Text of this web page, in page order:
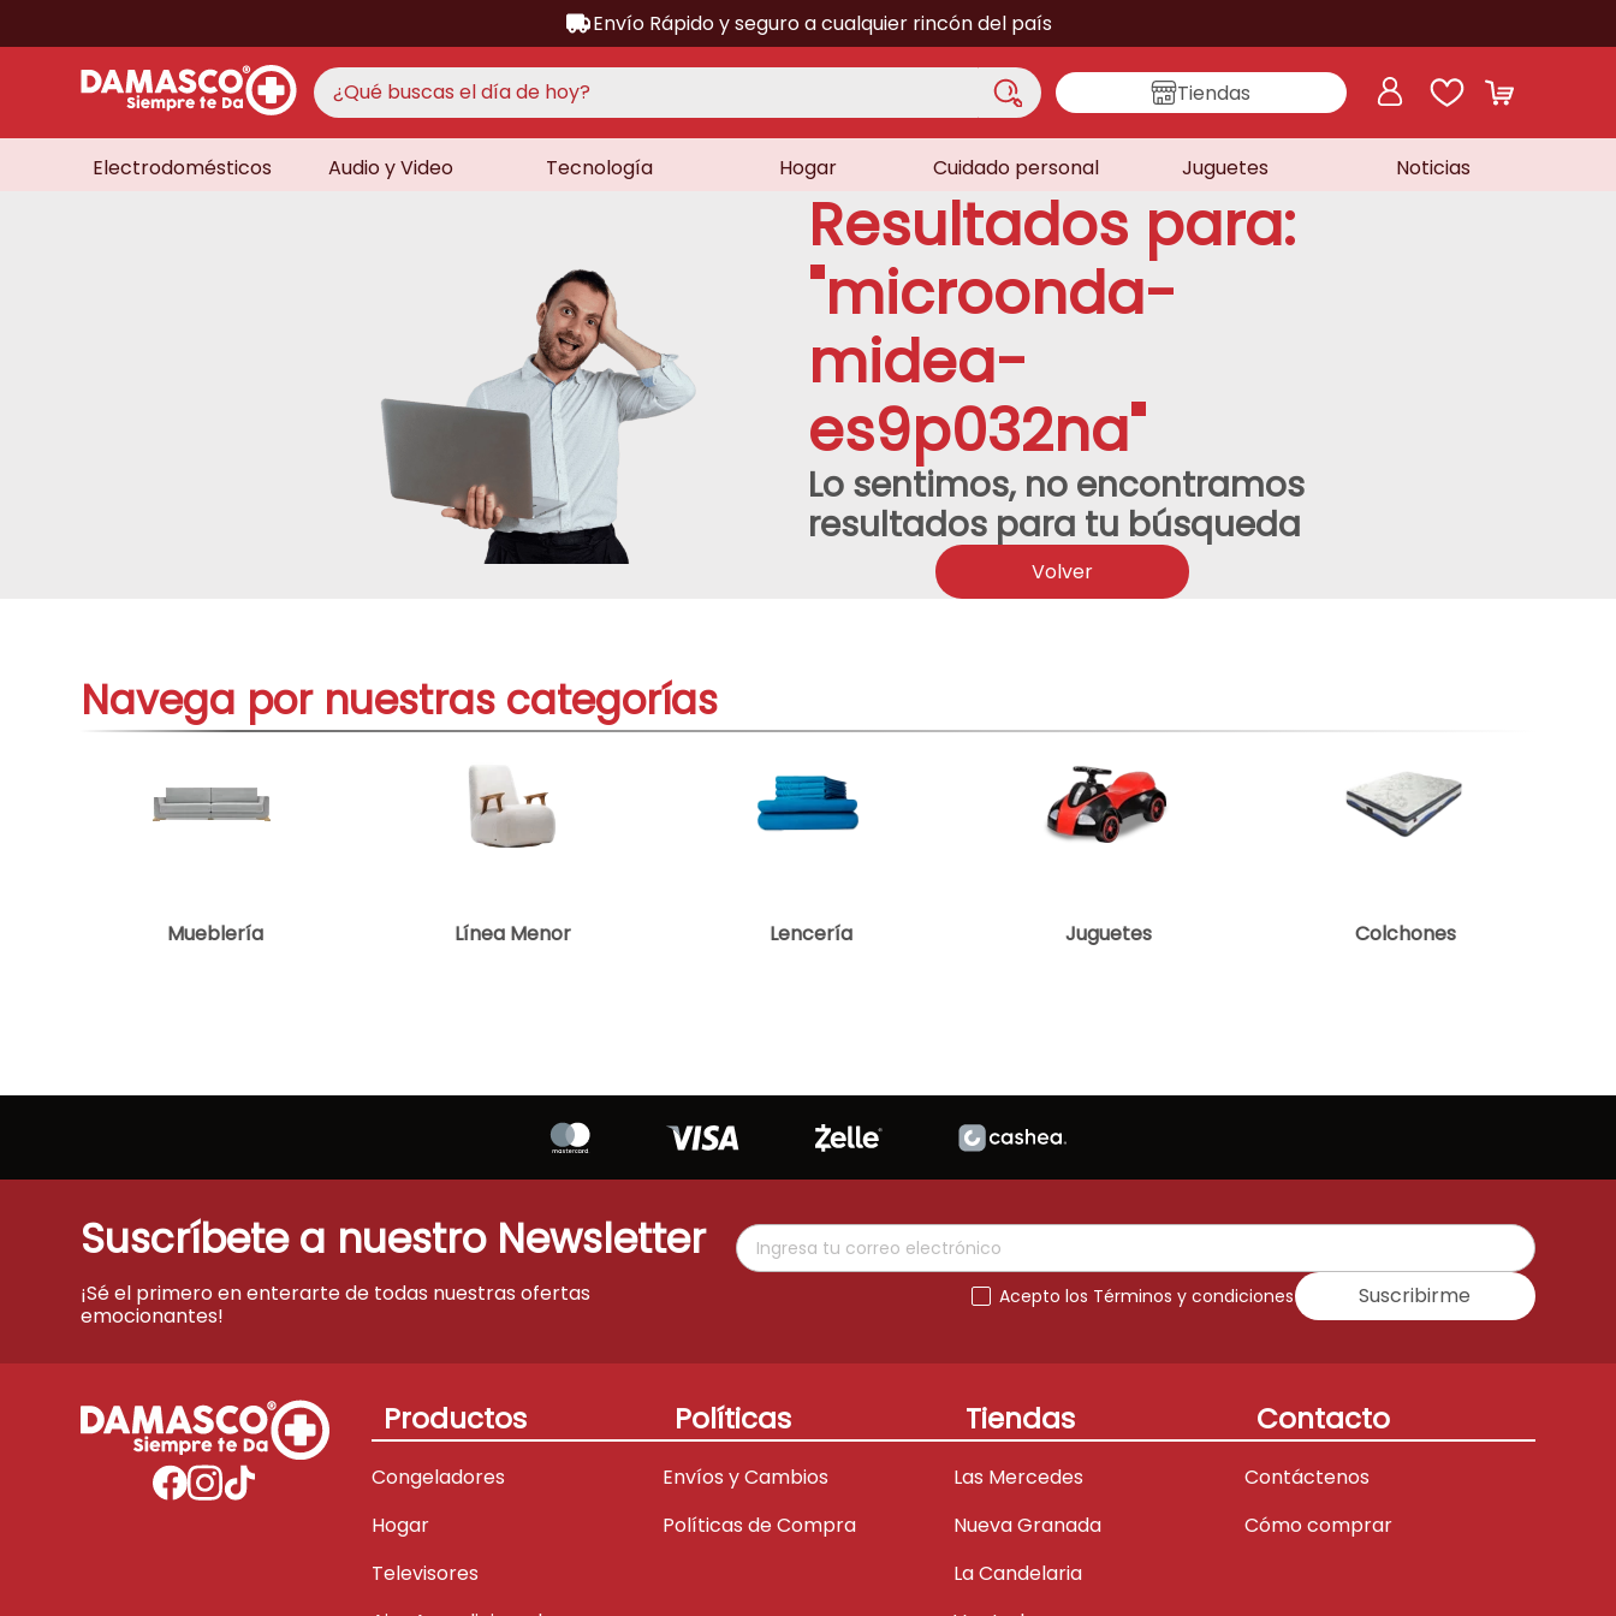
Envío Rápido y seguro a cualquier rincón del país
¿Qué buscas el día de hoy?
Tiendas
Electrodomésticos Audio y Video Tecnología Hogar Cuidado personal Juguetes Noticias
Resultados para:
"microonda-
midea-
es9p032na"
Lo sentimos, no encontramos
resultados para tu búsqueda
Volver
Navega por nuestras categorías
Mueblería Línea Menor Lencería Juguetes Colchones
Suscríbete a nuestro Newsletter
¡Sé el primero en enterarte de todas nuestras ofertas
emocionantes!
Acepto los Términos y condiciones Suscribirme
Productos
Congeladores
Hogar
Televisores
Políticas
Envíos y Cambios
Políticas de Compra
Tiendas
Las Mercedes
Nueva Granada
La Candelaria
Contacto
Contáctenos
Cómo comprar
TÉRMINOS MÁS BUSCADOS
lavadora
cocina
ventilador
neveras
televisor
8. licuadora
aire-acondicionado